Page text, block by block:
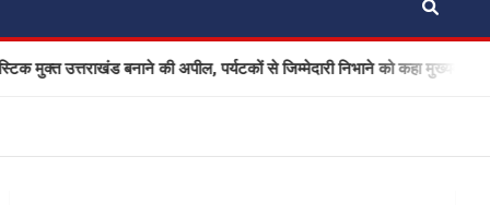
बनाने की अपील, पर्यटकों से जिम्मेदारी निभाने को कहा मुख्यमंत्री धामी ने